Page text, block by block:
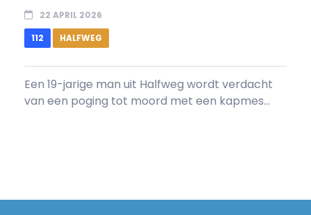
22 APRIL 2026
112
HALFWEG
Een 19-jarige man uit Halfweg wordt verdacht
van een poging tot moord met een kapmes...